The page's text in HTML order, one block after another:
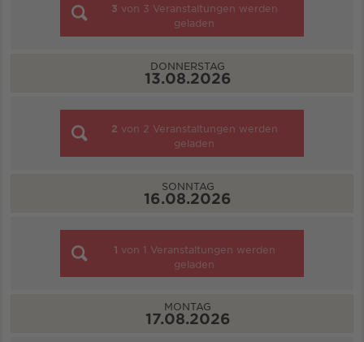
3 von 3 Veranstaltungen werden
geladen
DONNERSTAG
13.08.2026
2 von 2 Veranstaltungen werden
geladen
SONNTAG
16.08.2026
1 von 1 Veranstaltungen werden
geladen
MONTAG
17.08.2026